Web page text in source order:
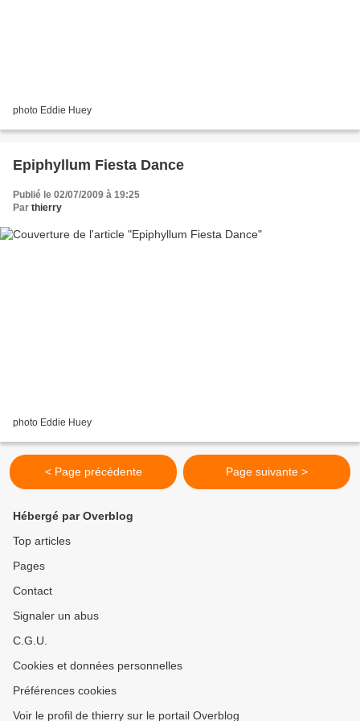
photo Eddie Huey
Epiphyllum Fiesta Dance
Publié le 02/07/2009 à 19:25
Par thierry
photo Eddie Huey
< Page précédente Page suivante >
Hébergé par Overblog
Top articles
Pages
Contact
Signaler un abus
C.G.U.
Cookies et données personnelles
Préférences cookies
Voir le profil de thierry sur le portail Overblog